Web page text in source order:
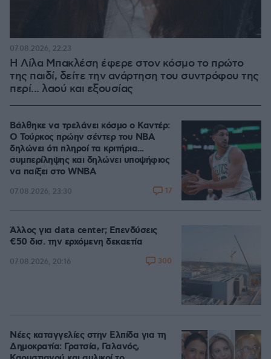
Η Λίλα Μπακλέση έφερε στον κόσμο το πρώτο
της παιδί, δείτε την ανάρτηση του συντρόφου της
περί... λαού και εξουσίας
07.08.2026, 22:23
Βάλθηκε να τρελάνει κόσμο ο Καντέρ:
Ο Τούρκος πρώην σέντερ του NBA
δηλώνει ότι πληροί τα κριτήρια...
συμπερίληψης και δηλώνει υποψήφιος
να παίξει στο WNBA
07.08.2026, 23:30 17
Άλλος για data center; Επενδύσεις
€50 δισ. την ερχόμενη δεκαετία
07.08.2026, 20:16 300
Νέες καταγγελίες στην Ελπίδα για τη
Δημοκρατία: Γρατσία, Γαλανός,